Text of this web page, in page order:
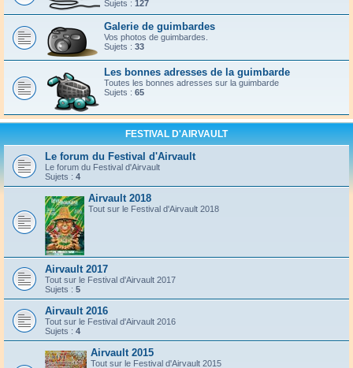
Sujets : 127
Galerie de guimbardes
Vos photos de guimbardes.
Sujets : 33
Les bonnes adresses de la guimbarde
Toutes les bonnes adresses sur la guimbarde
Sujets : 65
FESTIVAL D'AIRVAULT
Le forum du Festival d'Airvault
Le forum du Festival d'Airvault
Sujets : 4
Airvault 2018
Tout sur le Festival d'Airvault 2018
Airvault 2017
Tout sur le Festival d'Airvault 2017
Sujets : 5
Airvault 2016
Tout sur le Festival d'Airvault 2016
Sujets : 4
Airvault 2015
Tout sur le Festival d'Airvault 2015